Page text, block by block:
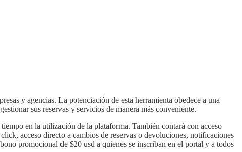
y agencias. La potenciación de esta herramienta obedece a una
sus reservas y servicios de manera más conveniente.
en la utilización de la plataforma. También contará con acceso
acceso directo a cambios de reservas o devoluciones, notificaciones
promocional de $20 usd a quienes se inscriban en el portal y a todos